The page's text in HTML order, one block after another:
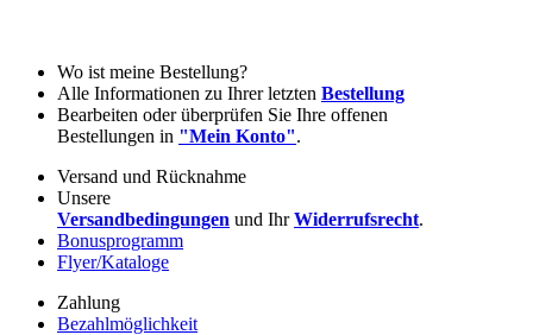
Wo ist meine Bestellung?
Alle Informationen zu Ihrer letzten Bestellung
Bearbeiten oder überprüfen Sie Ihre offenen
Bestellungen in "Mein Konto".
Versand und Rücknahme
Unsere
Versandbedingungen und IhrWiderrufsrecht.
Bonusprogramm
Flyer/Kataloge
Zahlung
Bezahlmöglichkeit